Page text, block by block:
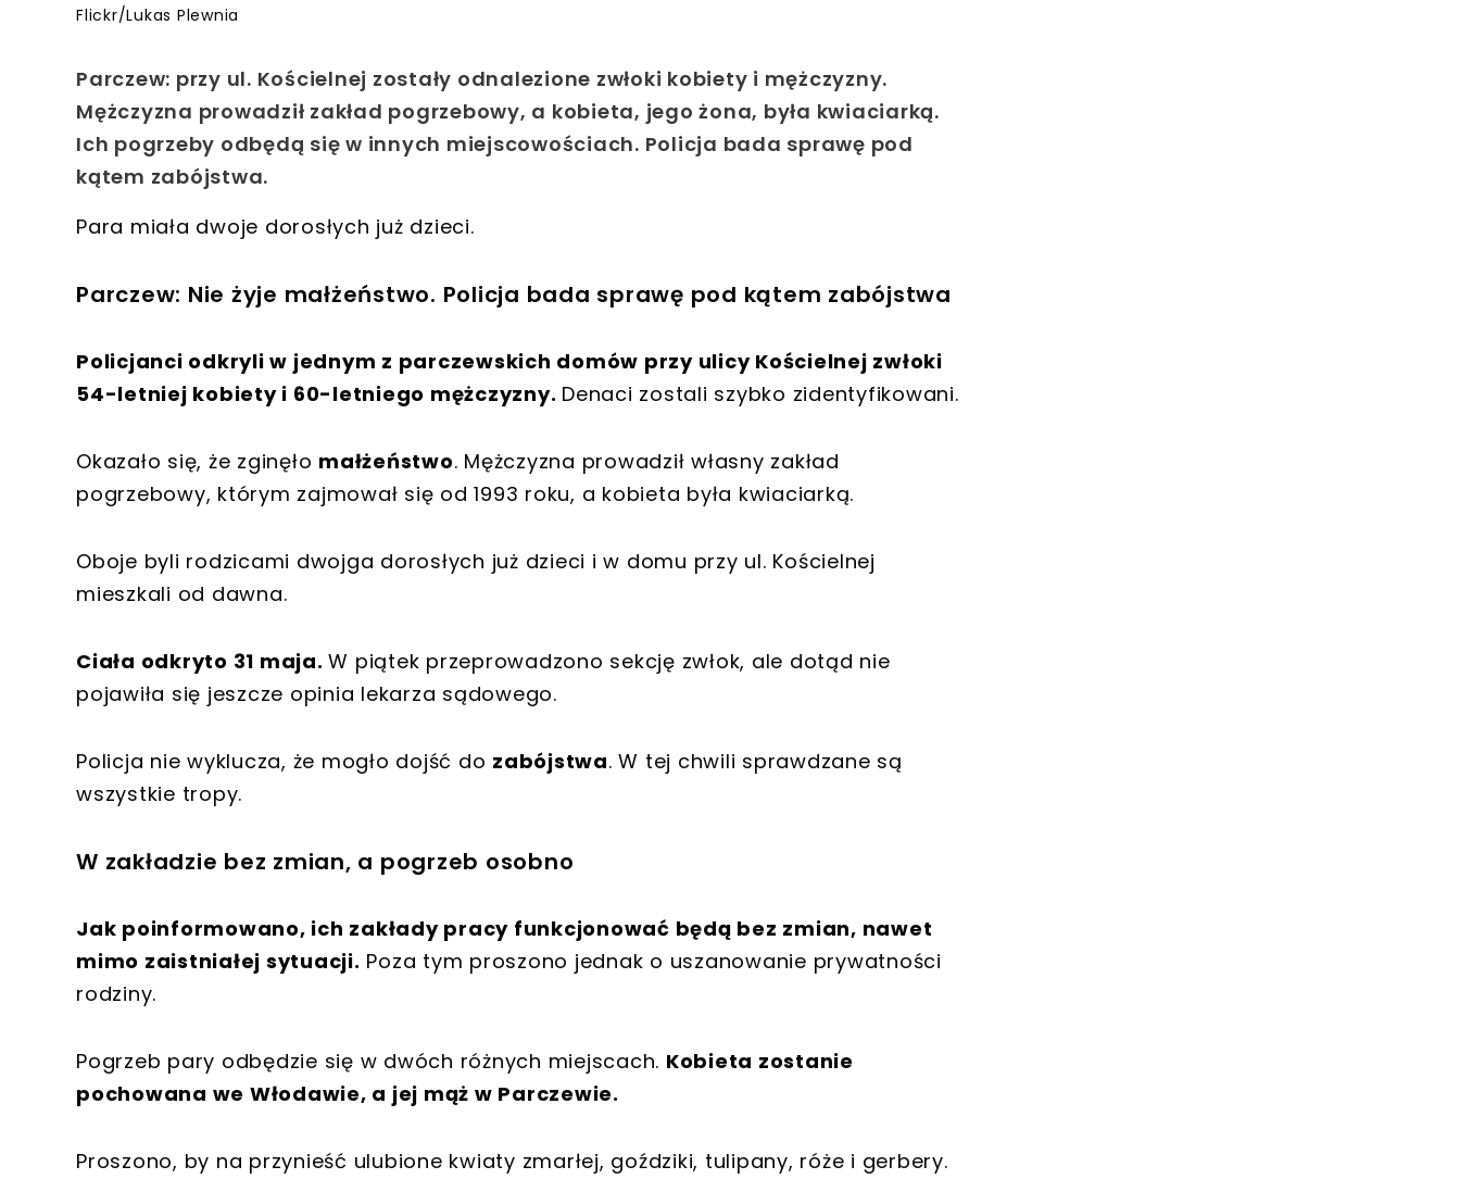
Flickr/Lukas Plewnia
Parczew: przy ul. Kościelnej zostały odnalezione zwłoki kobiety i mężczyzny.
Mężczyzna prowadził zakład pogrzebowy, a kobieta, jego żona, była kwiaciarką.
Ich pogrzeby odbędą się w innych miejscowościach. Policja bada sprawę pod
kątem zabójstwa.
Para miała dwoje dorosłych już dzieci.
Parczew: Nie żyje małżeństwo. Policja bada sprawę pod kątem zabójstwa
Policjanci odkryli w jednym z parczewskich domów przy ulicy Kościelnej zwłoki
54-letniej kobiety i 60-letniego mężczyzny. Denaci zostali szybko zidentyfikowani.
Okazało się, że zginęło małżeństwo. Mężczyzna prowadził własny zakład
pogrzebowy, którym zajmował się od 1993 roku, a kobieta była kwiaciarką.
Oboje byli rodzicami dwojga dorosłych już dzieci i w domu przy ul. Kościelnej
mieszkali od dawna.
Ciała odkryto 31 maja.W piątek przeprowadzono sekcję zwłok, ale dotąd nie
pojawiła się jeszcze opinia lekarza sądowego.
Policja nie wyklucza, że mogło dojść do zabójstwa. W tej chwili sprawdzane są
wszystkie tropy.
W zakładzie bez zmian, a pogrzeb osobno
Jak poinformowano, ich zakłady pracy funkcjonować będą bez zmian, nawet
mimo zaistniałej sytuacji. Poza tym proszono jednak o uszanowanie prywatności
rodziny.
Pogrzeb pary odbędzie się w dwóch różnych miejscach. Kobieta zostanie
pochowana we Włodawie, a jej mąż w Parczewie.
Proszono, by na przynieść ulubione kwiaty zmarłej, goździki, tulipany, róże i gerbery.